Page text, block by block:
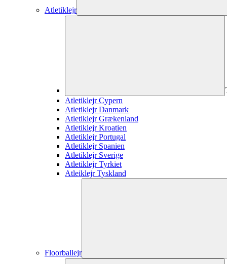
Atletiklejr
Atletiklejr Cypern
Atletiklejr Danmark
Atletiklejr Grækenland
Atletiklejr Kroatien
Atletiklejr Portugal
Atletiklejr Spanien
Atletiklejr Sverige
Atletiklejr Tyrkiet
Atleiklejr Tyskland
Floorballejr